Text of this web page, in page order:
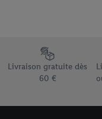
Élément du pied de
Livraison gratuite dès
60 €